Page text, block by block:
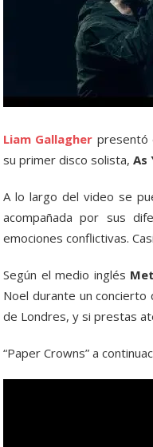
Liam Gallagher presentó
su primer disco solista, As
A lo largo del video se
acompañada por sus
emociones conflictivas.
Según el medio inglés
Noel durante un
de Londres, y si prestas
“Paper Crowns” a